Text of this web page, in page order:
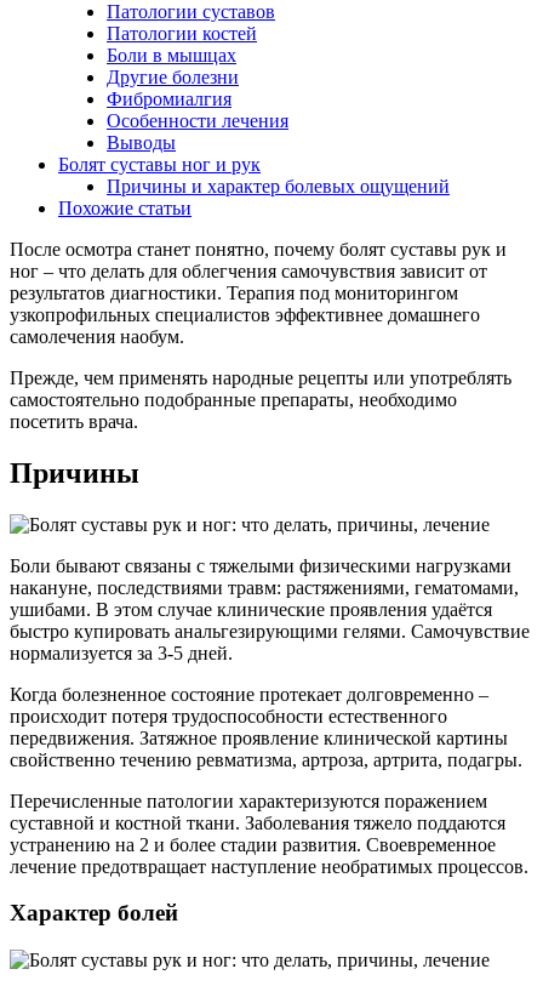
Патологии суставов
Патологии костей
Боли в мышцах
Другие болезни
Фибромиалгия
Особенности лечения
Выводы
Болят суставы ног и рук
Причины и характер болевых ощущений
Похожие статьи
После осмотра станет понятно, почему болят суставы рук и
ног – что делать для облегчения самочувствия зависит от
результатов диагностики. Терапия под мониторингом
узкопрофильных специалистов эффективнее домашнего
самолечения наобум.
Прежде, чем применять народные рецепты или употреблять
самостоятельно подобранные препараты, необходимо
посетить врача.
Причины
Боли бывают связаны с тяжелыми физическими нагрузками
накануне, последствиями травм: растяжениями, гематомами,
ушибами. В этом случае клинические проявления удаётся
быстро купировать анальгезирующими гелями. Самочувствие
нормализуется за 3-5 дней.
Когда болезненное состояние протекает долговременно –
происходит потеря трудоспособности естественного
передвижения. Затяжное проявление клинической картины
свойственно течению ревматизма, артроза, артрита, подагры.
Перечисленные патологии характеризуются поражением
суставной и костной ткани. Заболевания тяжело поддаются
устранению на 2 и более стадии развития. Своевременное
лечение предотвращает наступление необратимых процессов.
Характер болей